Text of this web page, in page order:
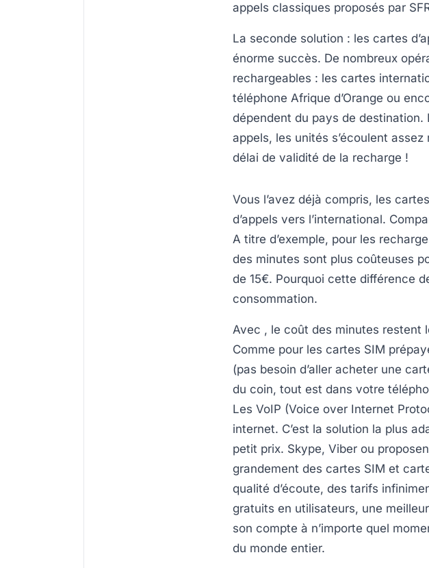
appels classiques proposés par
La seconde solution : les cartes
énorme succès. De nombreux
rechargeables : les cartes
téléphone Afrique d’Orange ou
dépendent du pays de
appels, les unités s’écoulent
délai de validité de la recharge !
Vous l’avez déjà compris, les
d’appels vers l’international.
A titre d’exemple, pour les
des minutes sont plus coûteuses
de 15€. Pourquoi cette différence
consommation.
Avec , le coût des minutes restent
Comme pour les cartes SIM
(pas besoin d’aller acheter une
du coin, tout est dans votre
Les VoIP (Voice over Internet
internet. C’est la solution la plus
petit prix. Skype, Viber ou
grandement des cartes SIM et
qualité d’écoute, des tarifs
gratuits en utilisateurs, une
son compte à n’importe quel
du monde entier.